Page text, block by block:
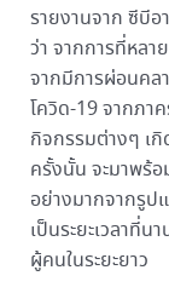
รายงานจาก ซีบี
ว่า จากการที่หล
จากมีการผ่อนคล
โควิด-19 จากภา
กิจกรรมต่างๆ เ
ครั้งนั้น จะมาพร้
อย่างมากจากรูป
เป็นระยะเวลาที่
ผู้คนในระยะยาว